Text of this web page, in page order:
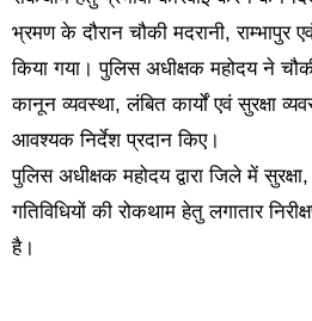
भ्रमण के दौरान चौकी मदरानी, राम्भापुर
किया गया। पुलिस अधीक्षक महोदय ने
कानून व्यवस्था, लंबित कार्यों एवं सुरक्षा
आवश्यक निर्देश प्रदान किए।
पुलिस अधीक्षक महोदय द्वारा जिले में
गतिविधियों की रोकथाम हेतु लगातार
है।